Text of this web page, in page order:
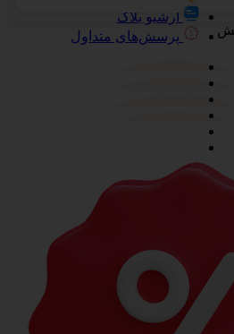
آرشیو بلاگ
پرسش‌های متداول